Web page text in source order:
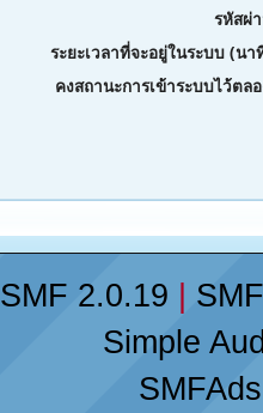
รหัสผ่
ระยะเวลาที่จะอยู่ในระบบ (นา
คงสถานะการเข้าระบบไว้ตล
SMF 2.0.19
Simple
SMFAds